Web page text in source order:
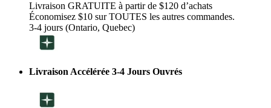
Livraison GRATUITE à partir de $120 d’achats
Économisez $10 sur TOUTES les autres commandes.
3-4 jours (Ontario, Quebec)
Livraison Accélérée 3-4 Jours Ouvrés